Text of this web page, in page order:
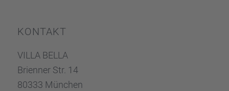
KONTAKT
VILLA BELLA
Brien­ner Str. 14
80333 München